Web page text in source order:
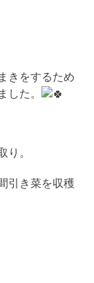
きをするため
た。
。
引き菜を収穫